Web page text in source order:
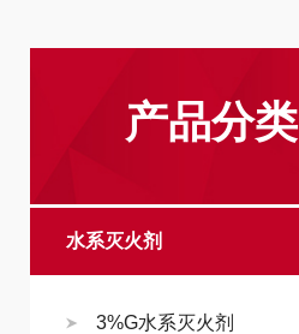
产品分类
水系灭火剂
3%G水系灭火剂